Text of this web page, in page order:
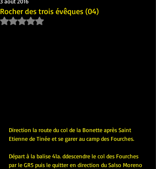
Rocher des trois évêques (04)
Noté NaN étoiles sur 5.
Direction la route du col de la Bonette après Saint
Etienne de Tinée et se garer au camp des Fourches.
Départ à la balise 41a. ddescendre le col des Fourches
par le GR5 puis le quitter en direction du Salso Moreno